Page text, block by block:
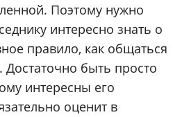
Поэтому нужно
интересно знать о
правило, как общаться
быть просто
интересны его
оценит в